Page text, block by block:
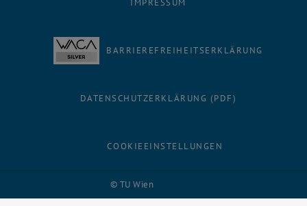
© TU Wien
BARRIEREFREIHEITSERKLÄRUNG
DATENSCHUTZERKLÄRUNG (PDF)
COOKIEEINSTELLUNGEN